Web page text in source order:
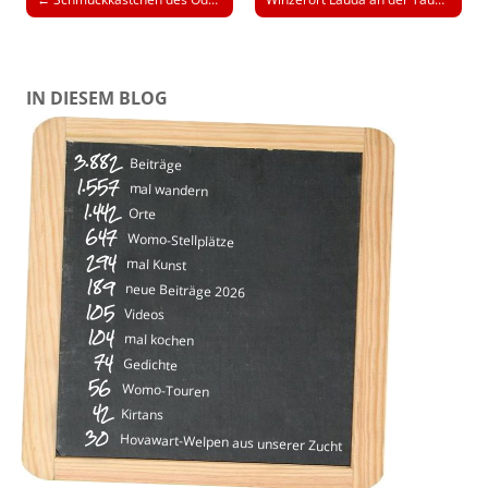
IN DIESEM BLOG
3.882 Beiträge
1.557 mal wandern
1.442 Orte
647 Womo-Stellplätze
294 mal Kunst
189 neue Beiträge 2026
105 Videos
104 mal kochen
74 Gedichte
56 Womo-Touren
42 Kirtans
30 Hovawart-Welpen aus unserer Zucht